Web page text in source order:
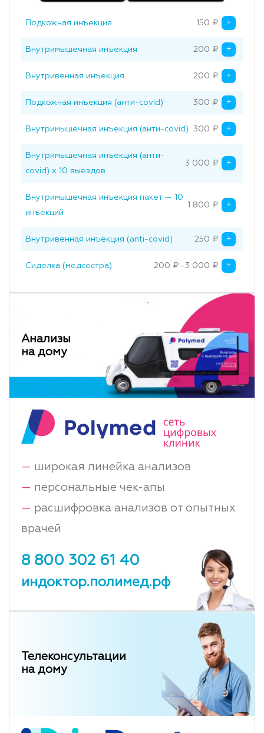
Подкожная инъекция 150 ₽ +
Внутримышечная инъекция
Original price
200 ₽
Current price is:
+
Внутривенная инъекция 200 ₽ +
Подкожная инъекция (анти-covid)
Original price
300 ₽
Current price is:
+
Внутримышечная инъекция (анти-covid)
Original price
300 ₽
Current price is:
+
Внутримышечная инъекция (анти-
covid) х 10 выездов
3 000 ₽ +
Внутримышечная инъекция пакет — 10
инъекций
Original price
1 800 ₽
Current price is: 1
+
Внутривенная инъекция (anti-covid)
Original price
250 ₽
Current price is:
+
Сиделка (медсестра) 200 ₽–3 000 ₽
Price range: 200₽ through
+
Анализы
на дому
— широкая линейка анализов
— персональные чек-апы
— расшифровка анализов от опытных
врачей
8 800 302 61 40
индоктор.полимед.рф
Телеконсультации
на дому